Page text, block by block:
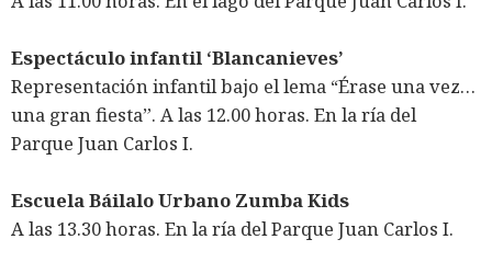
Espectáculo infantil ‘Blancanieves’
Representación infantil bajo el lema “Érase una vez…
una gran fiesta”. A las 12.00 horas. En la ría del
Parque Juan Carlos I.
Escuela Báilalo Urbano Zumba Kids
A las 13.30 horas. En la ría del Parque Juan Carlos I.